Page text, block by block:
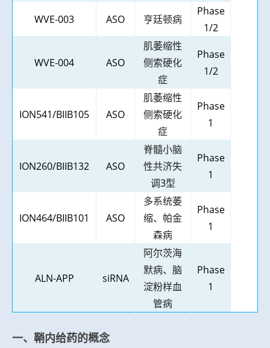
WVE-003
ASO 亨廷顿病
Phase
1/2
WVE-004 ASO
肌萎缩性
侧索硬化
症
Phase
1/2
ION541/BIIB105 ASO
肌萎缩性
侧索硬化
症
Phase
1
ION260/BIIB132 ASO
脊髓小脑
性共济失
调3型
Phase
1
ION464/BIIB101 ASO
多系统萎
缩、帕金
森病
Phase
1
ALN-APP siRNA
阿尔茨海
默病、脑
淀粉样血
管病
Phase
1
一、鞘内给药的概念